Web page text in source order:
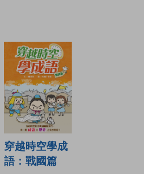
穿越時空學成
語：戰國篇